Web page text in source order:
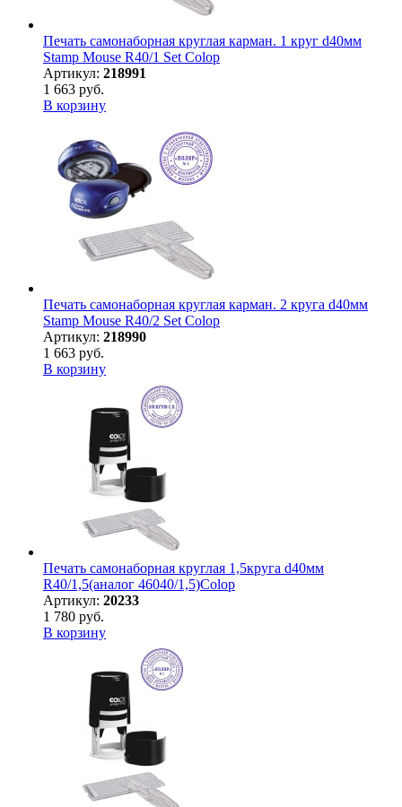
Печать самонаборная круглая карман. 1 круг d40мм
Stamp Mouse R40/1 Set Colop
Артикул: 218991
1 663 руб.
В корзину
Печать самонаборная круглая карман. 2 круга d40мм
Stamp Mouse R40/2 Set Colop
Артикул: 218990
1 663 руб.
В корзину
Печать самонаборная круглая 1,5круга d40мм
R40/1,5(аналог 46040/1,5)Colop
Артикул: 20233
1 780 руб.
В корзину